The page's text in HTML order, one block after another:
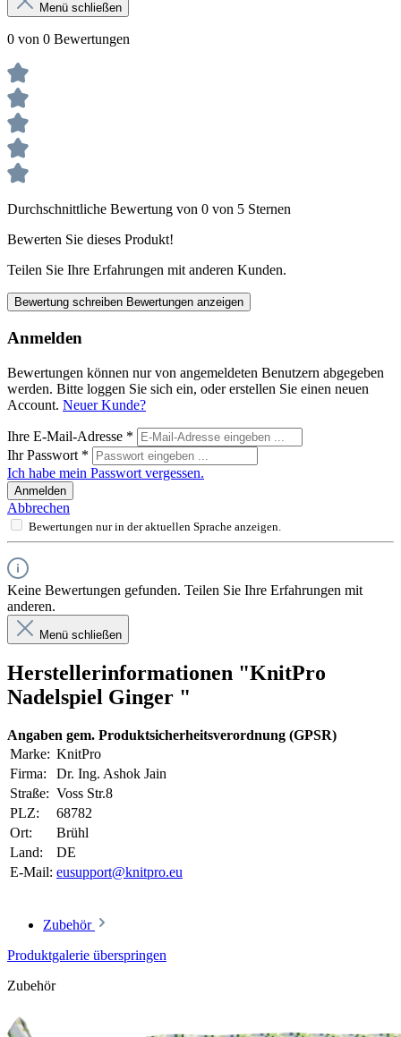
Menü schließen
0 von 0 Bewertungen
Durchschnittliche Bewertung von 0 von 5 Sternen
Bewerten Sie dieses Produkt!
Teilen Sie Ihre Erfahrungen mit anderen Kunden.
Bewertung schreiben Bewertungen anzeigen
Anmelden
Bewertungen können nur von angemeldeten Benutzern abgegeben
werden. Bitte loggen Sie sich ein, oder erstellen Sie einen neuen
Account. Neuer Kunde?
Ihre E-Mail-Adresse *
Ihr Passwort *
Ich habe mein Passwort vergessen.
Anmelden
Abbrechen
Bewertungen nur in der aktuellen Sprache anzeigen.
Keine Bewertungen gefunden. Teilen Sie Ihre Erfahrungen mit
anderen.
Menü schließen
Herstellerinformationen "KnitPro
Nadelspiel Ginger "
Angaben gem. Produktsicherheitsverordnung (GPSR)
Marke: KnitPro
Firma:
Dr. Ing. Ashok Jain
Straße: Voss Str.8
PLZ:
68782
Ort:
Brühl
Land:
DE
E-Mail: eusupport@knitpro.eu
Zubehör
Produktgalerie überspringen
Zubehör